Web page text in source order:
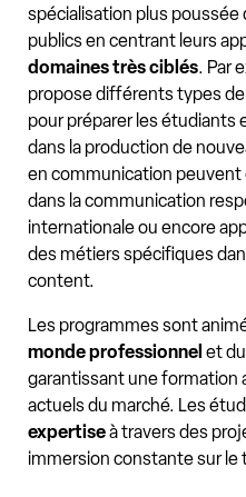
spécialisation plus
publics en centrant leurs
domaines très ciblés. Par
propose différents types de
pour préparer les étudiants
dans la production de
en communication peuvent
dans la communication
internationale ou encore
des métiers spécifiques
content.
Les programmes sont
monde professionnel et
garantissant une formation
actuels du marché. Les
expertiseà travers des
immersion constante sur le